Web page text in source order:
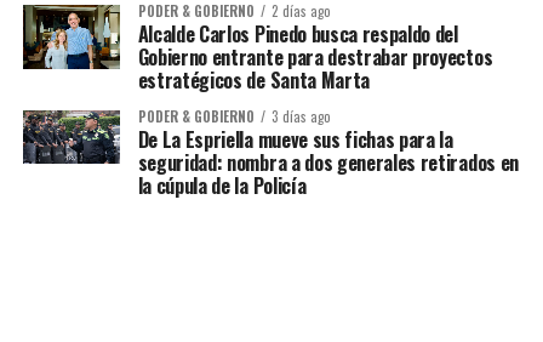
PODER & GOBIERNO 2 días ago
Alcalde Carlos Pinedo busca respaldo del
Gobierno entrante para destrabar proyectos
estratégicos de Santa Marta
PODER & GOBIERNO 3 días ago
De La Espriella mueve sus fichas para la
seguridad: nombra a dos generales retirados en
la cúpula de la Policía